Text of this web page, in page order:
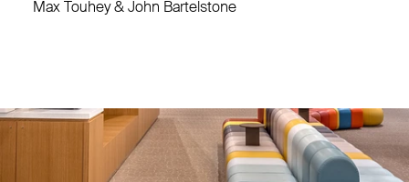
Max Touhey⁠ & John Bartelstone